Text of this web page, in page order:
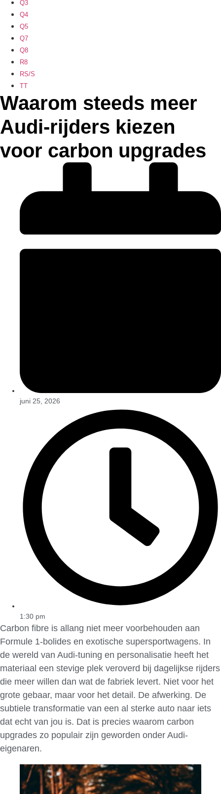
Q3
Q4
Q5
Q7
Q8
R8
RS/S
TT
Waarom steeds meer
Audi-rijders kiezen
voor carbon upgrades
juni 25, 2026
1:30 pm
Carbon fibre is allang niet meer voorbehouden aan
Formule 1-bolides en exotische supersportwagens. In
de wereld van Audi-tuning en personalisatie heeft het
materiaal een stevige plek veroverd bij dagelijkse rijders
die meer willen dan wat de fabriek levert. Niet voor het
grote gebaar, maar voor het detail. De afwerking. De
subtiele transformatie van een al sterke auto naar iets
dat echt van jou is. Dat is precies waarom carbon
upgrades zo populair zijn geworden onder Audi-
eigenaren.